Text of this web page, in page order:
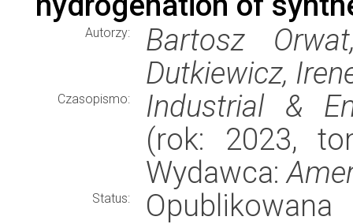
Autorzy:
Bartosz
Dutkiewicz,
Czasopismo:
Industrial &
(rok: 2023,
Wydawca:
Status: Opublikowana